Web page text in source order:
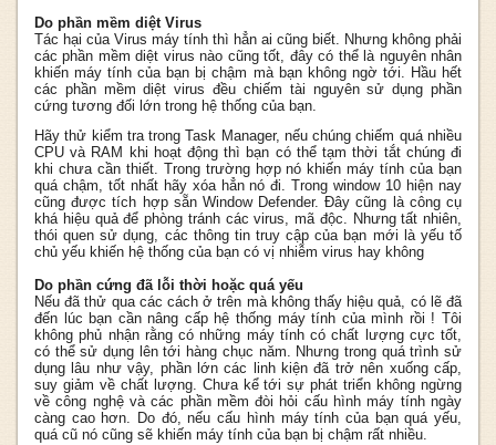
Do phần mềm diệt Virus
Tác hại của Virus máy tính thì hẳn ai cũng biết. Nhưng không phải
các phần mềm diệt virus nào cũng tốt, đây có thể là nguyên nhân
khiến máy tính của bạn bị chậm mà bạn không ngờ tới. Hầu hết
các phần mềm diệt virus đều chiếm tài nguyên sử dụng phần
cứng tương đối lớn trong hệ thống của bạn.
Hãy thử kiểm tra trong Task Manager, nếu chúng chiếm quá nhiều
CPU và RAM khi hoạt động thì bạn có thể tạm thời tắt chúng đi
khi chưa cần thiết. Trong trường hợp nó khiến máy tính của bạn
quá chậm, tốt nhất hãy xóa hẳn nó đi. Trong window 10 hiện nay
cũng được tích hợp sẵn Window Defender. Đây cũng là công cụ
khá hiệu quả để phòng tránh các virus, mã độc. Nhưng tất nhiên,
thói quen sử dụng, các thông tin truy cập của bạn mới là yếu tố
chủ yếu khiến hệ thống của bạn có vị nhiễm virus hay không
Do phần cứng đã lỗi thời hoặc quá yếu
Nếu đã thử qua các cách ở trên mà không thấy hiệu quả, có lẽ đã
đến lúc bạn cần nâng cấp hệ thống máy tính của mình rồi ! Tôi
không phủ nhận rằng có những máy tính có chất lượng cực tốt,
có thể sử dụng lên tới hàng chục năm. Nhưng trong quá trình sử
dụng lâu như vậy, phần lớn các linh kiện đã trở nên xuống cấp,
suy giảm về chất lượng. Chưa kể tới sự phát triển không ngừng
về công nghệ và các phần mềm đòi hỏi cấu hình máy tính ngày
càng cao hơn. Do đó, nếu cấu hình máy tính của bạn quá yếu,
quá cũ nó cũng sẽ khiến máy tính của bạn bị chậm rất nhiều.